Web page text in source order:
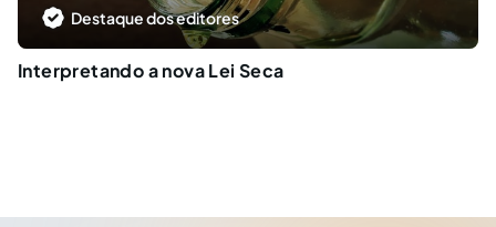
Destaque dos editores
Interpretando a nova Lei Seca